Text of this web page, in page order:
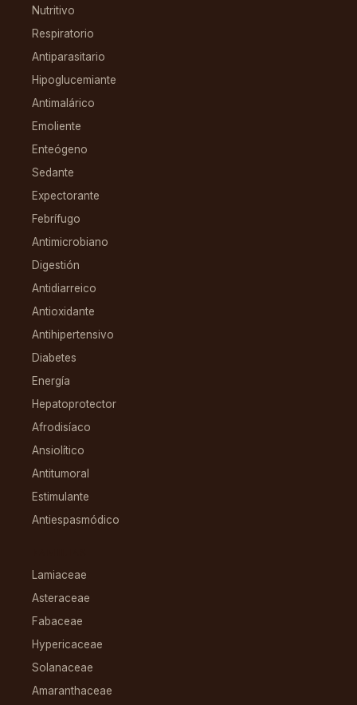
Nutritivo
Respiratorio
Antiparasitario
Hipoglucemiante
Antimalárico
Emoliente
Enteógeno
Sedante
Expectorante
Febrífugo
Antimicrobiano
Digestión
Antidiarreico
Antioxidante
Antihipertensivo
Diabetes
Energía
Hepatoprotector
Afrodisíaco
Ansiolítico
Antitumoral
Estimulante
Antiespasmódico
Lamiaceae
Asteraceae
Fabaceae
Hypericaceae
Solanaceae
Amaranthaceae